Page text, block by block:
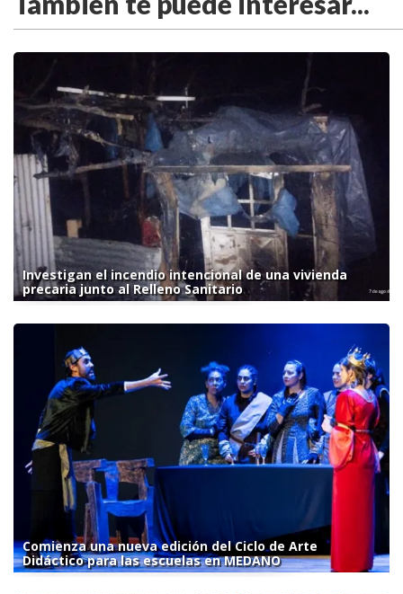
Investigan el incendio intencional de una vivienda
precaria junto al Relleno Sanitario
Comienza una nueva edición del Ciclo de Arte
Didáctico para las escuelas en MEDANO